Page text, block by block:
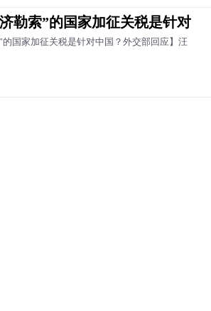
勒索”的国家加征关税是针对
的国家加征关税是针对中国？外交部回应】汪